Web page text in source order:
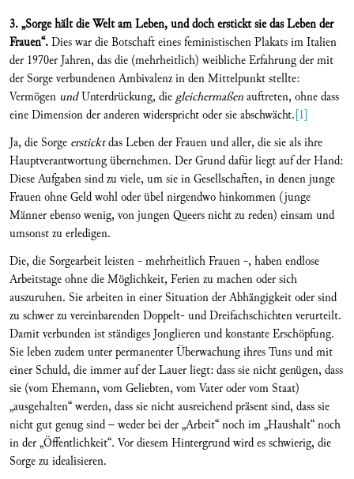
3. „Sorge hält die Welt am Leben, und doch erstickt sie das Leben der
Frauen“.Dies war die Botschaft eines feministischen Plakats im Italien
der 1970er Jahren, das die (mehrheitlich) weibliche Erfahrung der mit
der Sorge verbundenen Ambivalenz in den Mittelpunkt stellte:
Vermögen undUnterdrückung, diegleichermaßenauftreten, ohne dass
eine Dimension der anderen widerspricht oder sie abschwächt.[1]
Ja, die Sorge ersticktdas Leben der Frauen und aller, die sie als ihre
Hauptverantwortung übernehmen. Der Grund dafür liegt auf der Hand:
Diese Aufgaben sind zu viele, um sie in Gesellschaften, in denen junge
Frauen ohne Geld wohl oder übel nirgendwo hinkommen (junge
Männer ebenso wenig, von jungen Queers nicht zu reden) einsam und
umsonst zu erledigen.
Die, die Sorgearbeit leisten - mehrheitlich Frauen -, haben endlose
Arbeitstage ohne die Möglichkeit, Ferien zu machen oder sich
auszuruhen. Sie arbeiten in einer Situation der Abhängigkeit oder sind
zu schwer zu vereinbarenden Doppelt- und Dreifachschichten verurteilt.
Damit verbunden ist ständiges Jonglieren und konstante Erschöpfung.
Sie leben zudem unter permanenter Überwachung ihres Tuns und mit
einer Schuld, die immer auf der Lauer liegt: dass sie nicht genügen, dass
sie (vom Ehemann, vom Geliebten, vom Vater oder vom Staat)
„ausgehalten“ werden, dass sie nicht ausreichend präsent sind, dass sie
nicht gut genug sind – weder bei der „Arbeit“ noch im „Haushalt“ noch
in der „Öffentlichkeit“. Vor diesem Hintergrund wird es schwierig, die
Sorge zu idealisieren.